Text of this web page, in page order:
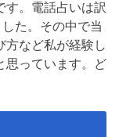
す。電話占いは訳
た。その中で当
方など私が経験し
思っています。ど